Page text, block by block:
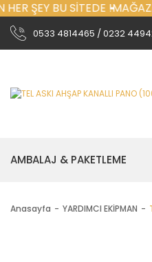
ŞEY BU SİTEDE !
0533 4814465 / 0232
AMBALAJ & PAKETLEME
Anasayfa YARDIMCI EKİPMAN